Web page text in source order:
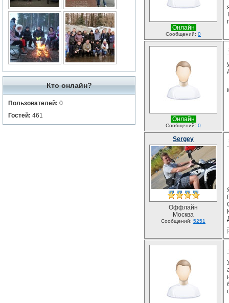
Кто онлайн?
Пользователей: 0
Гостей: 461
Онлайн
Сообщений: 0
Онлайн
Сообщений: 0
Sergey
Оффлайн
Москва
Сообщений: 5251